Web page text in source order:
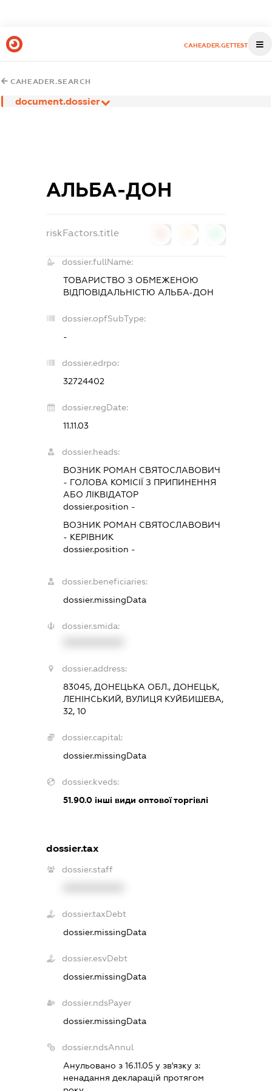
CAHEADER.GETTEST
CAHEADER.SEARCH
document.dossier
АЛЬБА-ДОН
riskFactors.title
dossier.fullName:
ТОВАРИСТВО З ОБМЕЖЕНОЮ
ВІДПОВІДАЛЬНІСТЮ АЛЬБА-ДОН
dossier.opfSubType:
-
dossier.edrpo:
32724402
dossier.regDate:
11.11.03
dossier.heads:
ВОЗНИК РОМАН СВЯТОСЛАВОВИЧ
- ГОЛОВА КОМІСІЇ З ПРИПИНЕННЯ
АБО ЛІКВІДАТОР
dossier.position -
ВОЗНИК РОМАН СВЯТОСЛАВОВИЧ
- КЕРІВНИК
dossier.position -
dossier.beneficiaries:
dossier.missingData
dossier.smida:
dossier.address:
83045, ДОНЕЦЬКА ОБЛ., ДОНЕЦЬК,
ЛЕНІНСЬКИЙ, ВУЛИЦЯ КУЙБИШЕВА,
32, 10
dossier.capital:
dossier.missingData
dossier.kveds:
51.90.0 інші види оптової торгівлі
dossier.tax
dossier.staff
dossier.taxDebt
dossier.missingData
dossier.esvDebt
dossier.missingData
dossier.ndsPayer
dossier.missingData
dossier.ndsAnnul
Анульовано з 16.11.05 у зв'язку з:
ненадання декларацiй протягом